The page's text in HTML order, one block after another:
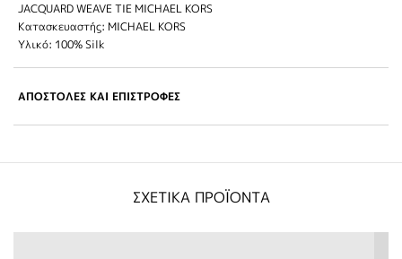
JACQUARD WEAVE TIE MICHAEL KORS
Κατασκευαστής: MICHAEL KORS
Υλικό: 100% Silk
ΑΠΟΣΤΟΛΕΣ ΚΑΙ ΕΠΙΣΤΡΟΦΕΣ
ΣΧΕΤΙΚΑ ΠΡΟΪΟΝΤΑ